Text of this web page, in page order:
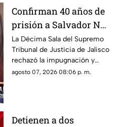
Confirman 40 años de
prisión a Salvador N
por el feminicidio de
Isis Urteaga
La Décima Sala del Supremo
Tribunal de Justicia de Jalisco
rechazó la impugnación y
confirmó la sentencia contra
agosto 07, 2026 08:06 p. m.
Detienen a dos